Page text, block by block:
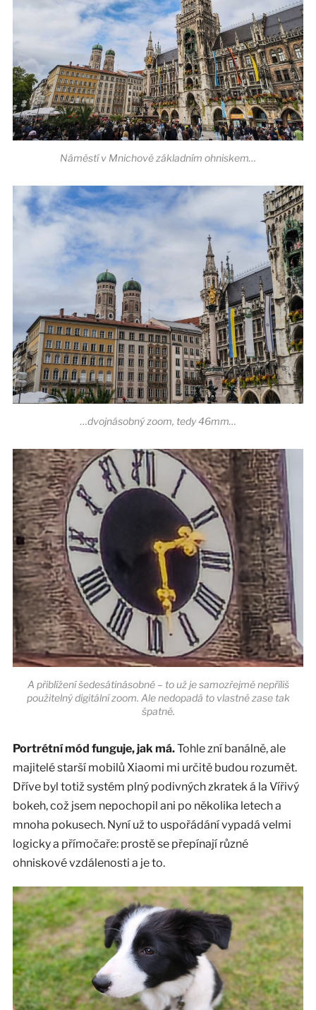
Náměstí v Mnichově základním ohniskem…
…dvojnásobný zoom, tedy 46mm…
A přiblížení šedesátinásobné – to už je samozřejmě nepříliš
použitelný digitální zoom. Ale nedopadá to vlastně zase tak
špatně.
Portrétní mód funguje, jak má.Tohle zní banálně, ale
majitelé starší mobilů Xiaomi mi určitě budou rozumět.
Dříve byl totiž systém plný podivných zkratek á la Vířivý
bokeh, což jsem nepochopil ani po několika letech a
mnoha pokusech. Nyní už to uspořádání vypadá velmi
logicky a přímočaře: prostě se přepínají různé
ohniskové vzdálenosti a je to.